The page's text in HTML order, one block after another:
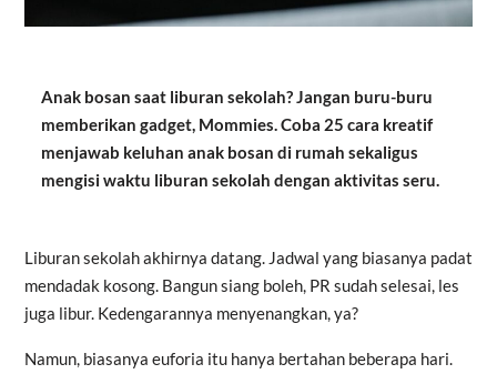
Anak bosan saat liburan sekolah? Jangan buru-buru
memberikan gadget, Mommies. Coba 25 cara kreatif
menjawab keluhan anak bosan di rumah sekaligus
mengisi waktu liburan sekolah dengan aktivitas seru.
Liburan sekolah akhirnya datang. Jadwal yang biasanya padat
mendadak kosong. Bangun siang boleh, PR sudah selesai, les
juga libur. Kedengarannya menyenangkan, ya?
Namun, biasanya euforia itu hanya bertahan beberapa hari.